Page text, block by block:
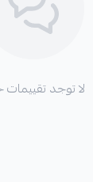
لا توجد تقييمات